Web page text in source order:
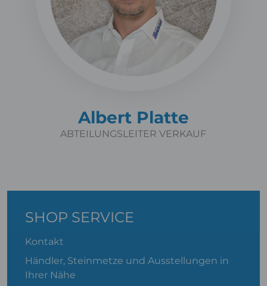
Albert Platte
ABTEILUNGSLEITER VERKAUF
SHOP SERVICE
Kontakt
Händler, Steinmetze und Ausstellungen in
Ihrer Nähe